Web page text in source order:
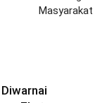
Masyarakat